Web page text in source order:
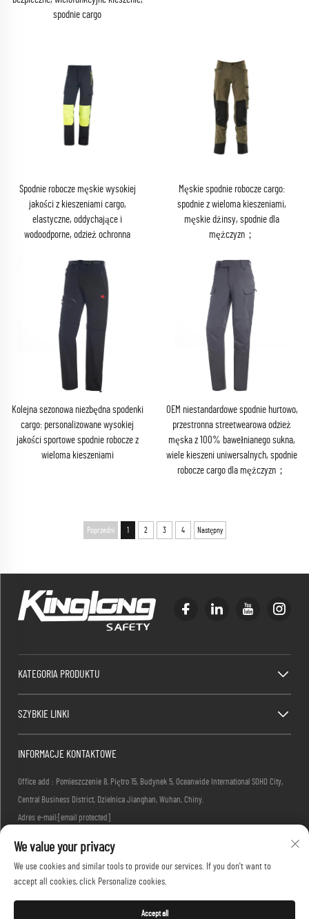
spodnie cargo
Spodnie robocze męskie wysokiej
jakości z kieszeniami cargo,
elastyczne, oddychające i
wodoodporne, odzież ochronna
Męskie spodnie robocze cargo:
spodnie z wieloma kieszeniami,
męskie dżinsy, spodnie dla
mężczyzn；
Kolejna sezonowa niezbędna spodenki
cargo: personalizowane wysokiej
jakości sportowe spodnie robocze z
wieloma kieszeniami
OEM niestandardowe spodnie hurtowo,
przestronna streetwearowa odzież
męska z 100% bawełnianego sukna,
wiele kieszeni uniwersalnych, spodnie
robocze cargo dla mężczyzn；
Poprzedni 1 2 3 4 Następny
KATEGORIA PRODUKTU
SZYBKIE LINKI
INFORMACJE KONTAKTOWE
Office add : Pomieszczenie 8, Piętro 15, Budynek 5, Oceanwide International SOHO City,
Central Business District, Dzielnica Jianghan, Wuhan, Chiny.
Adres e-mail: [email protected]
We value your privacy
We use cookies and similar tools to provide our services. If you don't want to
accept all cookies, click Personalize cookies.
Accept all